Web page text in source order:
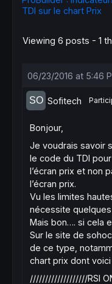
TDI sur le chart Prix
Viewing 6 posts - 1
06/23/2016 at 5:46
Sofitech
Bonjour,
Je voudrais savoir
le code du TDI
l’écran prix et non
l’écran prix.
Vu les limites
nécessite
Mais bon…. si cela
Sur le site de
de ce type,
chart prix dont
///////////////////RSI